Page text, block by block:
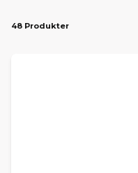
48 Produkter